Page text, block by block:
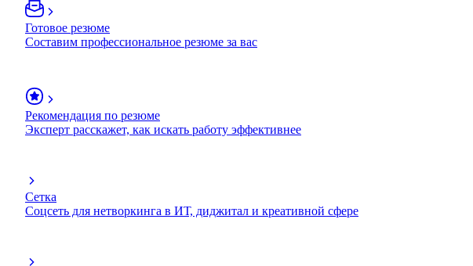
Готовое резюме
Составим профессиональное резюме за вас
Рекомендация по резюме
Эксперт расскажет, как искать работу эффективнее
Сетка
Соцсеть для нетворкинга в ИТ, диджитал и креативной сфере